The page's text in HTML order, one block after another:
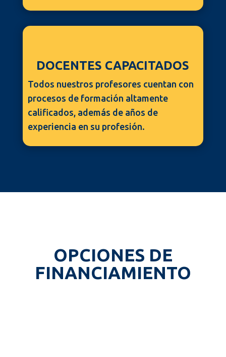
DOCENTES CAPACITADOS
Todos nuestros profesores cuentan con
procesos de formación altamente
calificados, además de años de
experiencia en su profesión.
OPCIONES DE
FINANCIAMIENTO